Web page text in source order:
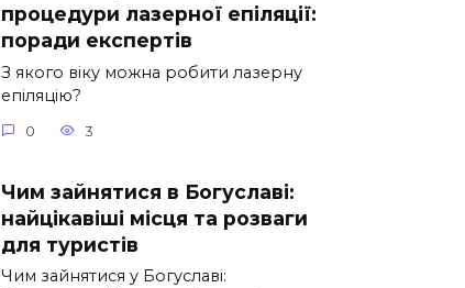
процедури лазерної епіляції:
поради експертів
З якого віку можна робити лазерну
епіляцію?
0 3
Чим зайнятися в Богуславі:
найцікавіші місця та розваги
для туристів
Чим зайнятися у Богуславі: